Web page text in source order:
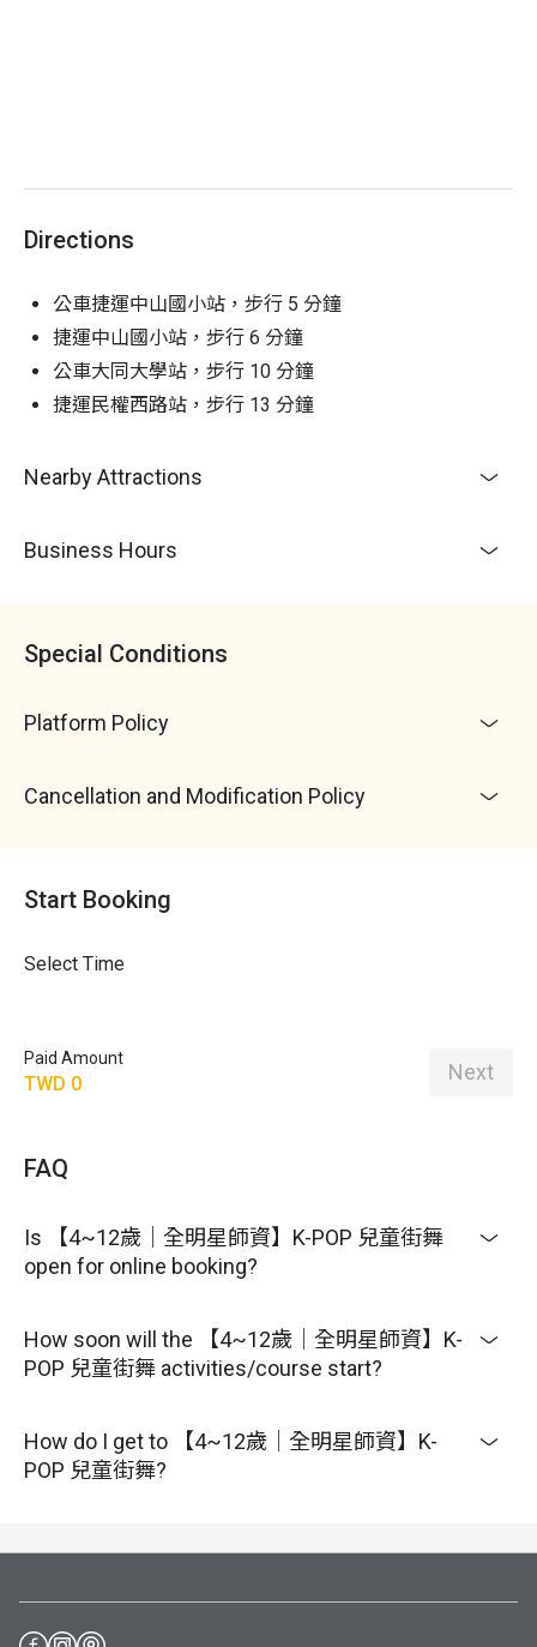
Directions
公車捷運中山國小站，步行 5 分鐘
捷運中山國小站，步行 6 分鐘
公車大同大學站，步行 10 分鐘
捷運民權西路站，步行 13 分鐘
Nearby Attractions
Business Hours
Special Conditions
Platform Policy
Cancellation and Modification Policy
Start Booking
Select Time
Paid Amount
TWD 0 Next
FAQ
Is 【4~12歲｜全明星師資】K-POP 兒童街舞
open for online booking?
How soon will the 【4~12歲｜全明星師資】K-
POP 兒童街舞 activities/course start?
How do I get to 【4~12歲｜全明星師資】K-
POP 兒童街舞?